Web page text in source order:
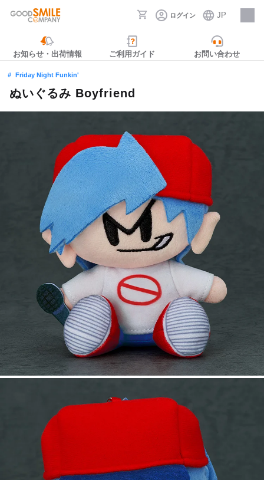
ログイン JP
採用情報
お知らせ・出荷情報 ご利用ガイド お問い合わせ
Friday Night Funkin'
ぬいぐるみ Boyfriend